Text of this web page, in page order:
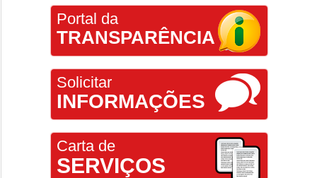
Portal da
TRANSPARÊNCIA
Solicitar
INFORMAÇÕES
Carta de
SERVIÇOS